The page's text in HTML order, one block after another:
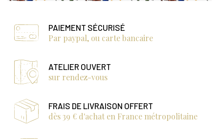
PAIEMENT SÉCURISÉ
Par paypal, ou carte bancaire
ATELIER OUVERT
sur rendez-vous
FRAIS DE LIVRAISON OFFERT
dès 39 € d'achat en France métropolitaine